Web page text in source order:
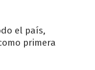
el país,
primera